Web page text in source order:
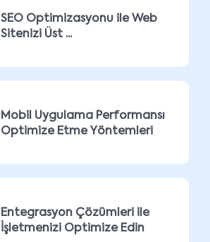
SEO Optimizasyonu ile Web
Sitenizi Üst ...
Mobil Uygulama Performansı
Optimize Etme Yöntemleri
Entegrasyon Çözümleri ile
İşletmenizi Optimize Edin